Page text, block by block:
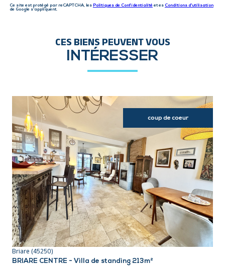
Ce site est protégé par reCAPTCHA, les Politiques de Confidentialité et es Conditions d'utilisation
de Google s'appliquent.
CES BIENS PEUVENT VOUS
INTÉRESSER
coup de coeur
VOIR LE BIEN
Briare (45250)
BRIARE CENTRE - Villa de standing 213m²